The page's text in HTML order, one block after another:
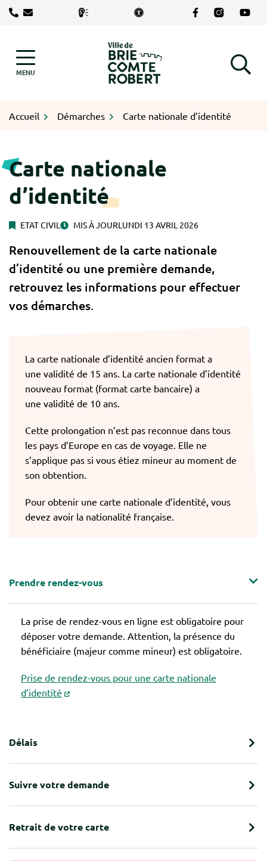
Aller
Lien vers le
Lien vers le
Lien
MENU Logo Brie-Comte-Robert
RECHERCHE
Accueil Démarches Carte nationale d’identité
Carte nationale
d’identité
ETAT CIVIL MIS À JOURLUNDI 13 AVRIL 2026
Renouvellement de la carte nationale
d’identité ou une première demande,
retrouvez les informations pour effectuer
vos démarches.
La carte nationale d’identité ancien format a
une validité de 15 ans. La carte nationale d’identité
nouveau format (format carte bancaire) a
une validité de 10 ans.
Cette prolongation n’est pas reconnue dans tous
les pays d’Europe en cas de voyage. Elle ne
s’applique pas si vous étiez mineur au moment de
son obtention.
Pour obtenir une carte nationale d’identité, vous
devez avoir la nationalité française.
Prendre rendez-vous
La prise de rendez-vous en ligne est obligatoire pour
déposer votre demande. Attention, la présence du
bénéficiaire (majeur comme mineur) est obligatoire.
Prise de rendez-vous pour une carte nationale
d’identité
Délais
Suivre votre demande
Retrait de votre carte